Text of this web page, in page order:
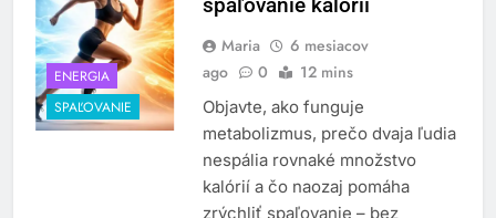
ENERGIA
SPAĽOVANIE
spaľovanie kalórií
Maria
6 mesiacov
ago
0 12 mins
Objavte, ako funguje
metabolizmus, prečo dvaja ľudia
nespália rovnaké množstvo
kalórií a čo naozaj pomáha
zrýchliť spaľovanie – bez